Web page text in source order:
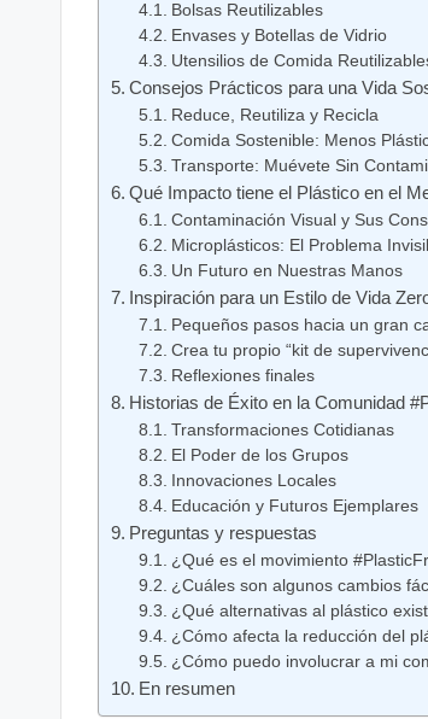
Bolsas​ Reutilizables
Envases ⁣y Botellas de Vidrio
Utensilios de ⁢Comida
Consejos‌ Prácticos para una Vida​
Reduce, ⁣Reutiliza‌ y Recicla
Comida⁣ Sostenible: Menos
Transporte: Muévete‌ Sin
Qué⁢ Impacto tiene el Plástico en el
Contaminación Visual y Sus
Microplásticos: El Problema
Un Futuro en Nuestras Manos
Inspiración para un ⁤Estilo de Vida
Pequeños pasos ⁢hacia un gran
Crea tu propio⁢ “kit de
Reflexiones finales
Historias de Éxito en la ⁣Comunidad
Transformaciones Cotidianas
El ⁤Poder ⁢de los Grupos
Innovaciones Locales
Educación y Futuros‌ Ejemplares
Preguntas y respuestas
¿Qué ⁢es el movimiento⁢
¿Cuáles son⁢ algunos‍ cambios
¿Qué alternativas al plástico
¿Cómo afecta la reducción del
¿Cómo puedo involucrar a mi
En⁢ resumen